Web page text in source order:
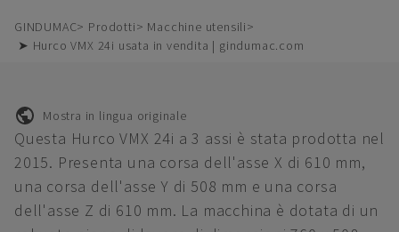
GINDUMAC Prodotti
Macchine utensili
➤ Hurco VMX 24i usata in vendita | gindumac.com
Mostra in lingua originale
Questa Hurco VMX 24i a 3 assi è stata prodotta nel
2015. Presenta una corsa dell'asse X di 610 mm,
una corsa dell'asse Y di 508 mm e una corsa
dell'asse Z di 610 mm. La macchina è dotata di un